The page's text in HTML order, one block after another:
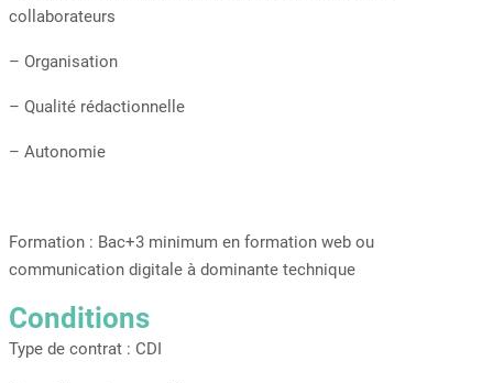
collaborateurs
– Organisation
– Qualité rédactionnelle
– Autonomie
Formation : Bac+3 minimum en formation web ou
communication digitale à dominante technique
Conditions
Type de contrat : CDI